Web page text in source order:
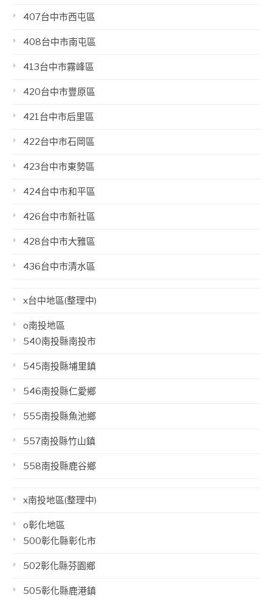
407台中市西屯區
408台中市南屯區
413台中市霧峰區
420台中市豐原區
421台中市后里區
422台中市石岡區
423台中市東勢區
424台中市和平區
426台中市新社區
428台中市大雅區
436台中市清水區
x台中地區(整理中)
o南投地區
540南投縣南投市
545南投縣埔里鎮
546南投縣仁愛鄉
555南投縣魚池鄉
557南投縣竹山鎮
558南投縣鹿谷鄉
x南投地區(整理中)
o彰化地區
500彰化縣彰化市
502彰化縣芬園鄉
505彰化縣鹿港鎮